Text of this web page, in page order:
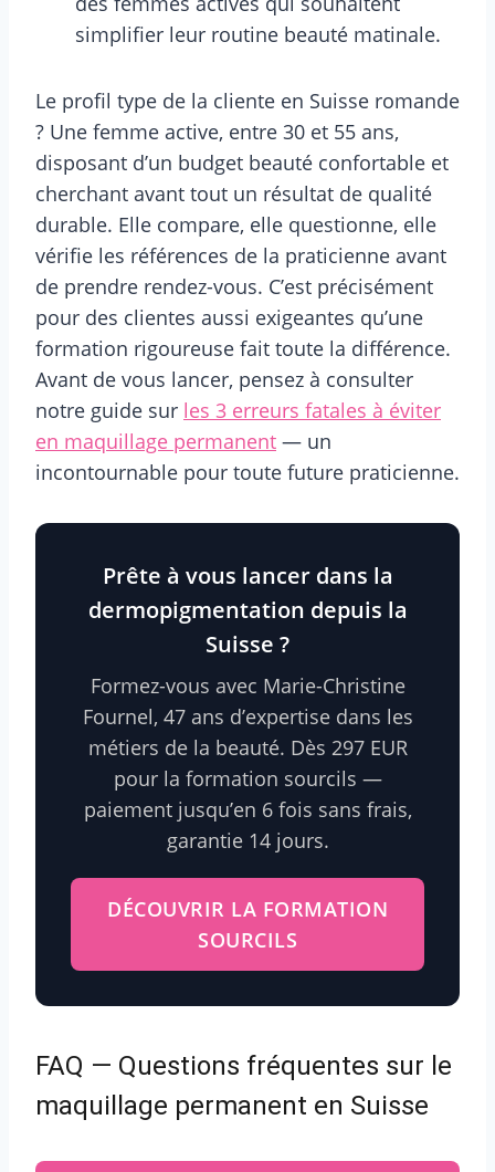
simplifier leur routine beauté matinale.
Le profil type de la cliente en Suisse romande
? Une femme active, entre 30 et 55 ans,
disposant d’un budget beauté confortable et
cherchant avant tout un résultat de qualité
durable. Elle compare, elle questionne, elle
vérifie les références de la praticienne avant
de prendre rendez-vous. C’est précisément
pour des clientes aussi exigeantes qu’une
formation rigoureuse fait toute la différence.
Avant de vous lancer, pensez à consulter
notre guide sur les 3 erreurs fatales à éviter
en maquillage permanent — un
incontournable pour toute future praticienne.
Prête à vous lancer dans la
dermopigmentation depuis la
Suisse ?
Formez-vous avec Marie-Christine
Fournel, 47 ans d’expertise dans les
métiers de la beauté. Dès 297 EUR
pour la formation sourcils —
paiement jusqu’en 6 fois sans frais,
garantie 14 jours.
DÉCOUVRIR LA FORMATION
SOURCILS
FAQ — Questions fréquentes sur le
maquillage permanent en Suisse